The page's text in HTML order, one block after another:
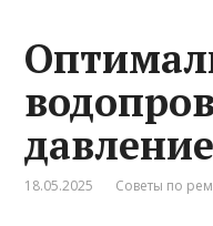
давление
18.05.2025 Советы по